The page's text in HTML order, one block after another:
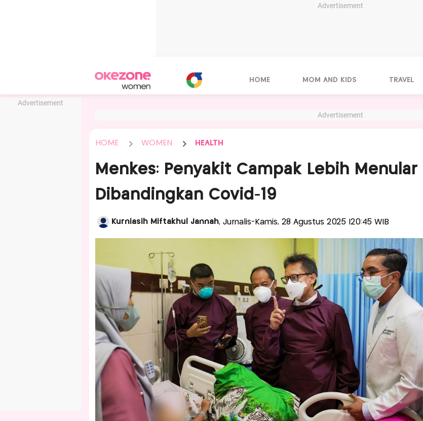
Advertisement
Advertisement
HOME MOM AND KIDS TRAVEL
Advertisement
HOME WOMEN HEALTH
Menkes: Penyakit Campak Lebih Menular
Dibandingkan Covid-19
Kurniasih Miftakhul Jannah, Jurnalis-Kamis, 28 Agustus 2025 |20:45 WIB